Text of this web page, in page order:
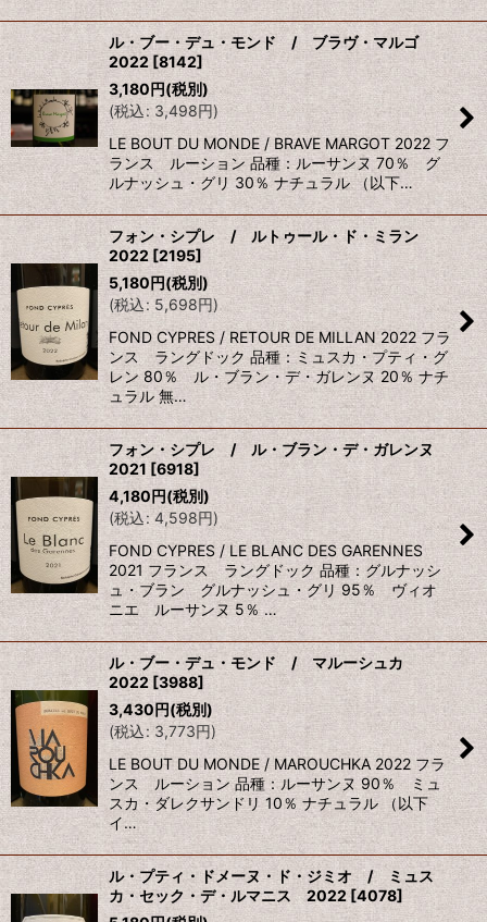
ル・ブー・デュ・モンド / ブラヴ・マルゴ
2022 [8142]
3,180円(税別)
(税込: 3,498円)
LE BOUT DU MONDE / BRAVE MARGOT 2022 フ
ランス ルーション 品種：ルーサンヌ 70％ グ
ルナッシュ・グリ 30％ ナチュラル （以下…
フォン・シプレ / ルトゥール・ド・ミラン
2022 [2195]
5,180円(税別)
(税込: 5,698円)
FOND CYPRES / RETOUR DE MILLAN 2022 フラ
ンス ラングドック 品種：ミュスカ・プティ・グ
レン 80％ ル・ブラン・デ・ガレンヌ 20％ ナチ
ュラル 無…
フォン・シプレ / ル・ブラン・デ・ガレンヌ
2021 [6918]
4,180円(税別)
(税込: 4,598円)
FOND CYPRES / LE BLANC DES GARENNES
2021 フランス ラングドック 品種：グルナッシ
ュ・ブラン グルナッシュ・グリ 95％ ヴィオ
ニエ ルーサンヌ 5％ …
ル・ブー・デュ・モンド / マルーシュカ
2022 [3988]
3,430円(税別)
(税込: 3,773円)
LE BOUT DU MONDE / MAROUCHKA 2022 フラ
ンス ルーション 品種：ルーサンヌ 90％ ミュ
スカ・ダレクサンドリ 10％ ナチュラル （以下
イ…
ル・プティ・ドメーヌ・ド・ジミオ / ミュス
カ・セック・デ・ルマニス 2022[4078]